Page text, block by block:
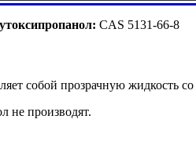
CAS 5131-66-8
собой прозрачную жидкость
не производят.